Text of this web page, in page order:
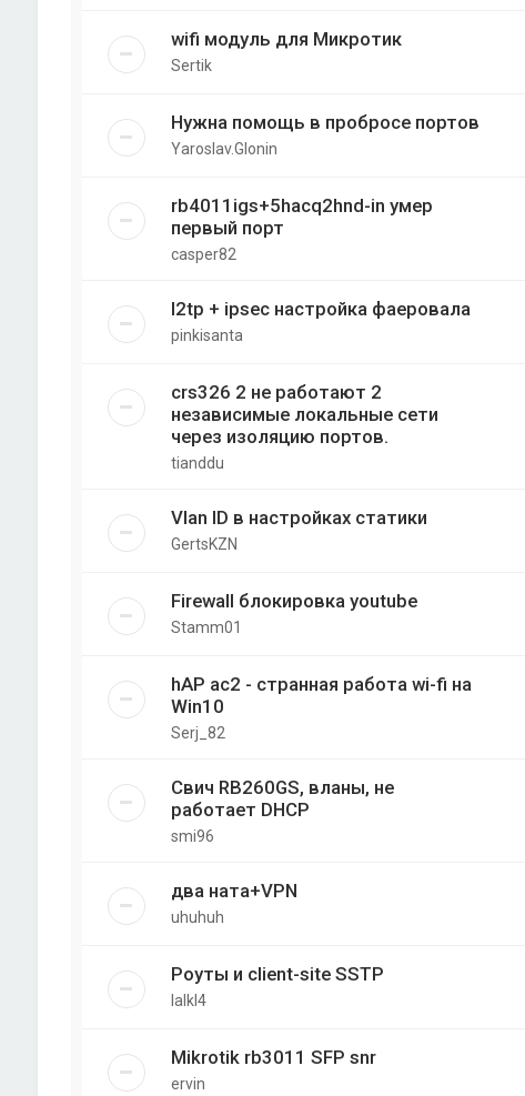
wifi модуль для Микротик
Sertik
Нужна помощь в пробросе портов
Yaroslav.Glonin
rb4011igs+5hacq2hnd-in умер
первый порт
casper82
l2tp + ipsec настройка фаеровала
pinkisanta
crs326 2 не работают 2
независимые локальные сети
через изоляцию портов.
tianddu
Vlan ID в настройках статики
GertsKZN
Firewall блокировка youtube
Stamm01
hAP ac2 - странная работа wi-fi на
Win10
Serj_82
Свич RB260GS, вланы, не
работает DHCP
smi96
два ната+VPN
uhuhuh
Роуты и client-site SSTP
lalkl4
Mikrotik rb3011 SFP snr
ervin